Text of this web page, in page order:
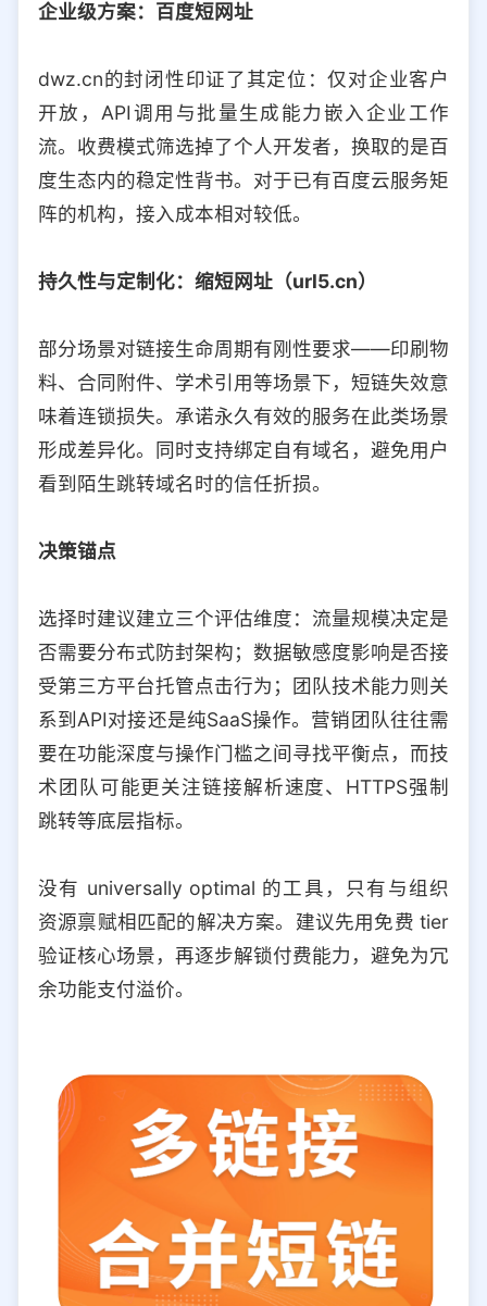
企业级方案：百度短网址
dwz.cn的封闭性印证了其定位：仅对企业客户
开放，API调用与批量生成能力嵌入企业工作
流。收费模式筛选掉了个人开发者，换取的是百
度生态内的稳定性背书。对于已有百度云服务矩
阵的机构，接入成本相对较低。
持久性与定制化：缩短网址（url5.cn）
部分场景对链接生命周期有刚性要求——印刷物
料、合同附件、学术引用等场景下，短链失效意
味着连锁损失。承诺永久有效的服务在此类场景
形成差异化。同时支持绑定自有域名，避免用户
看到陌生跳转域名时的信任折损。
决策锚点
选择时建议建立三个评估维度：流量规模决定是
否需要分布式防封架构；数据敏感度影响是否接
受第三方平台托管点击行为；团队技术能力则关
系到API对接还是纯SaaS操作。营销团队往往需
要在功能深度与操作门槛之间寻找平衡点，而技
术团队可能更关注链接解析速度、HTTPS强制
跳转等底层指标。
没有 universally optimal 的工具，只有与组织
资源禀赋相匹配的解决方案。建议先用免费 tier
验证核心场景，再逐步解锁付费能力，避免为冗
余功能支付溢价。